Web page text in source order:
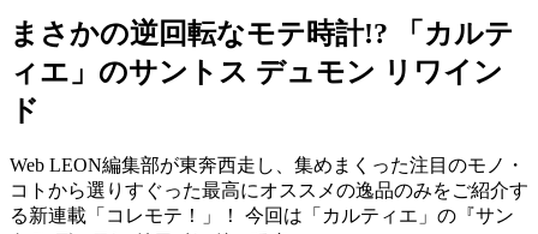
まさかの逆回転なモテ時計!? 「カルテ
ィエ」のサントス デュモン リワイン
ド
Web LEON編集部が東奔西走し、集めまくった注目のモノ・
コトから選りすぐった最高にオススメの逸品のみをご紹介す
る新連載「コレモテ！」！ 今回は「カルティエ」の『サン